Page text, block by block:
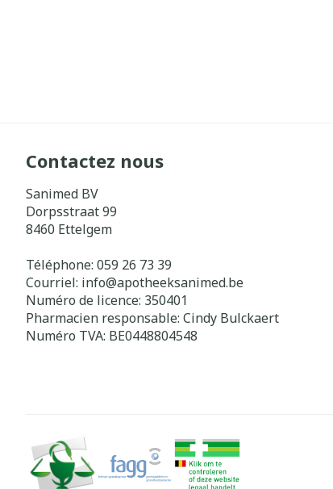
Contactez nous
Sanimed BV
Dorpsstraat 99
8460 Ettelgem
Téléphone: 059 26 73 39
Courriel: info@apotheeksanimed.be
Numéro de licence: 350401
Pharmacien responsable: Cindy Bulckaert
Numéro TVA: BE0448804548